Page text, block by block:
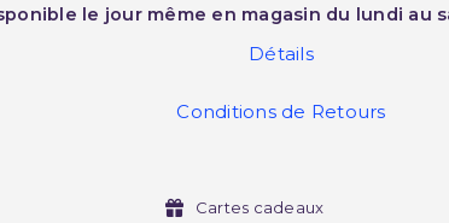
le jour même en magasin du lundi au
Détails
Conditions de Retours
Cartes cadeaux